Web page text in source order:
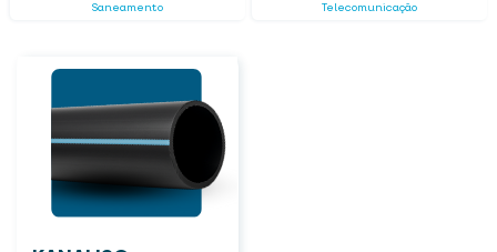
Saneamento Telecomunicação